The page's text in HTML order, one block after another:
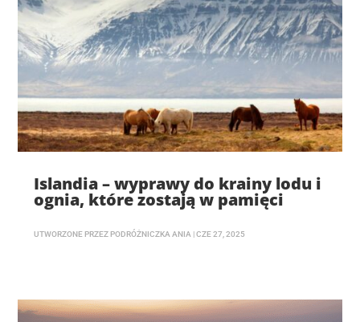
Islandia – wyprawy do krainy lodu i
ognia, które zostają w pamięci
UTWORZONE PRZEZ PODRÓŻNICZKA ANIA |CZE 27, 2025